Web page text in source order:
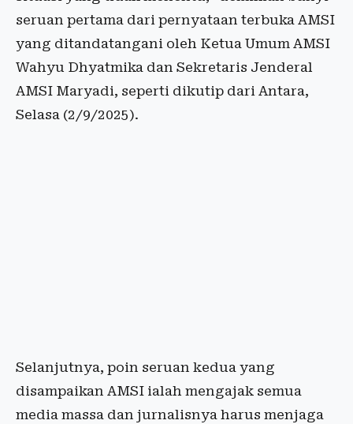
seruan pertama dari pernyataan terbuka AMSI
yang ditandatangani oleh Ketua Umum AMSI
Wahyu Dhyatmika dan Sekretaris Jenderal
AMSI Maryadi, seperti dikutip dari Antara,
Selasa (2/9/2025).
Selanjutnya, poin seruan kedua yang
disampaikan AMSI ialah mengajak semua
media massa dan jurnalisnya harus menjaga